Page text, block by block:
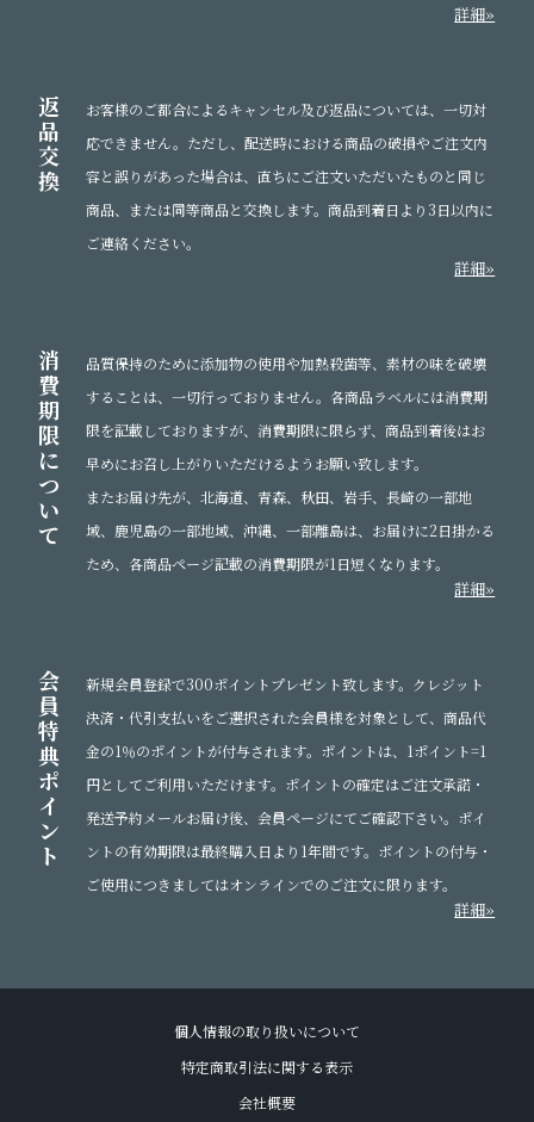
詳細»
返
品
交
換
お客様のご都合によるキャンセル及び返品については、一切対
応できません。ただし、配送時における商品の破損やご注文内
容と誤りがあった場合は、直ちにご注文いただいたものと同じ
商品、または同等商品と交換します。商品到着日より3日以内に
ご連絡ください。
詳細»
消
費
期
限
に
つ
い
て
品質保持のために添加物の使用や加熱殺菌等、素材の味を破壊
することは、一切行っておりません。各商品ラベルには消費期
限を記載しておりますが、消費期限に限らず、商品到着後はお
早めにお召し上がりいただけるようお願い致します。
またお届け先が、北海道、青森、秋田、岩手、長崎の一部地
域、鹿児島の一部地域、沖縄、一部離島は、お届けに2日掛かる
ため、各商品ページ記載の消費期限が1日短くなります。
詳細»
会
員
特
典
ポ
イ
ン
ト
新規会員登録で300ポイントプレゼント致します。クレジット
決済・代引支払いをご選択された会員様を対象として、商品代
金の1％のポイントが付与されます。ポイントは、1ポイント=1
円としてご利用いただけます。ポイントの確定はご注文承諾・
発送予約メールお届け後、会員ページにてご確認下さい。ポイ
ントの有効期限は最終購入日より1年間です。ポイントの付与・
ご使用につきましてはオンラインでのご注文に限ります。
詳細»
個人情報の取り扱いについて
特定商取引法に関する表示
会社概要